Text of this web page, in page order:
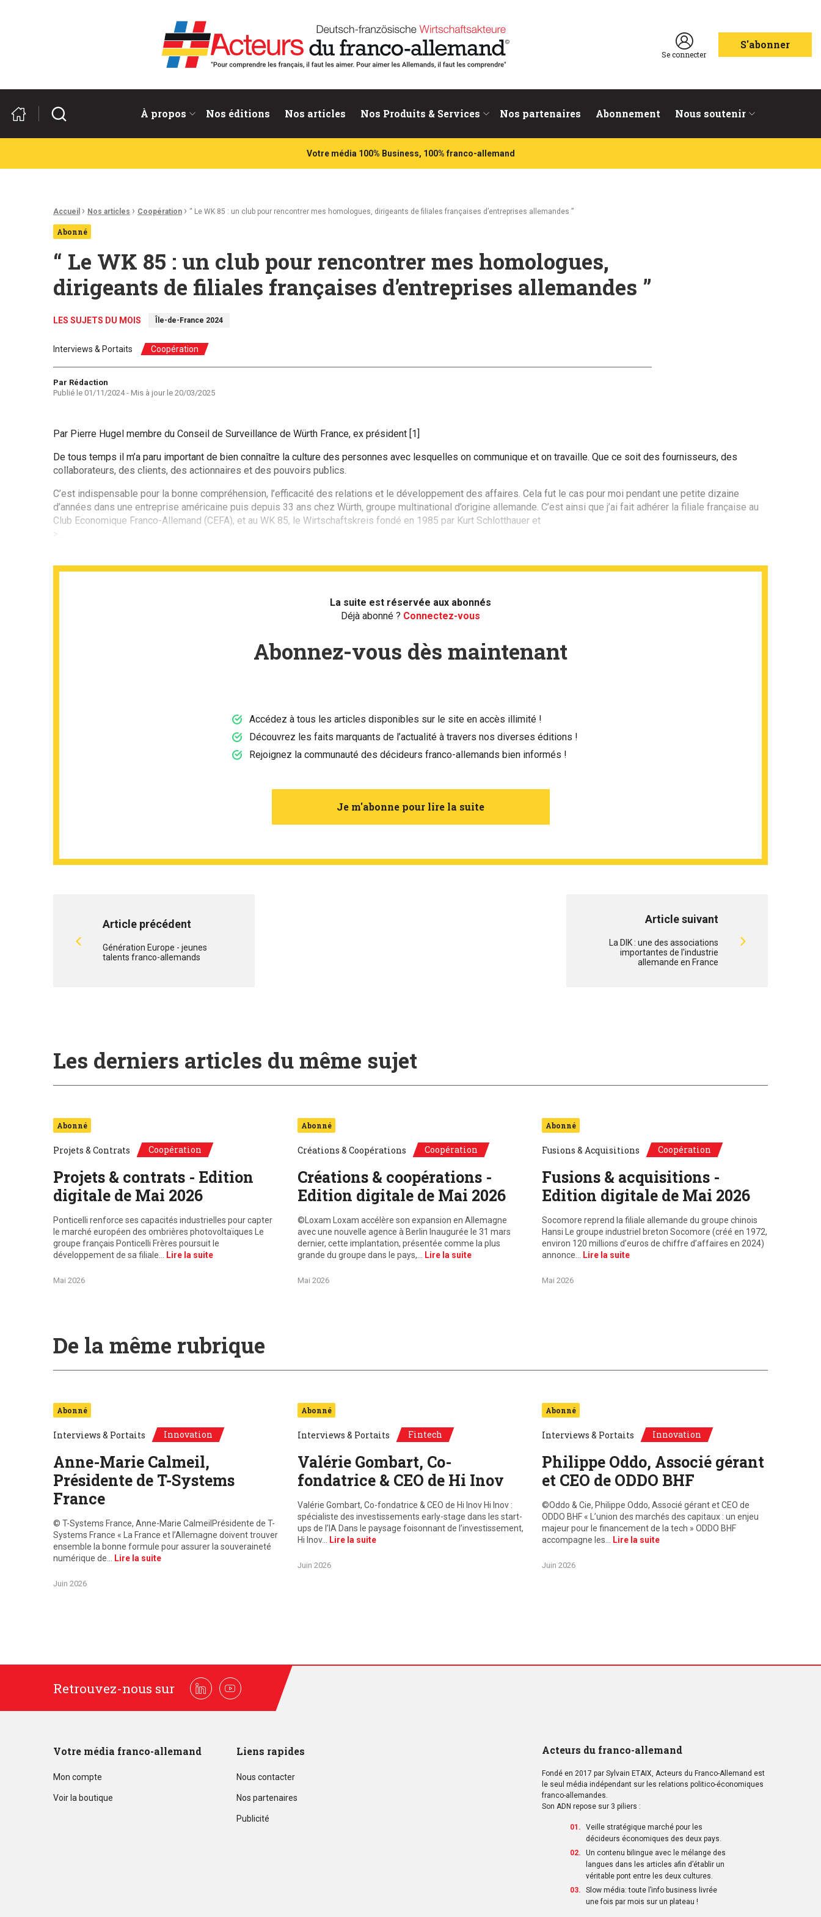
Acteurs du franco-allemand
Se connecter
S'abonner
À propos Nos éditions Nos articles Nos Produits & Services Nos partenaires Abonnement Nous soutenir
Rechercher
Votre média 100% Business, 100% franco-allemand
Fil d'Ariane :
Accueil › Nos articles › Coopération › “ Le WK 85 : un club pour rencontrer mes homologues, dirigeants de filiales françaises d’entreprises allemandes ”
Abonné
“ Le WK 85 : un club pour rencontrer mes homologues,
dirigeants de filiales françaises d’entreprises allemandes ”
LES SUJETS DU MOIS Île-de-France 2024
Interviews & Portaits Coopération
Auteur
Par Rédaction
Publié le 01/11/2024- Mis à jour le 20/03/2025
Par Pierre Hugel membre du Conseil de Surveillance de Würth France, ex président [1]
De tous temps il m’a paru important de bien connaître la culture des personnes avec lesquelles on communique et on travaille. Que ce soit des fournisseurs, des
collaborateurs, des clients, des actionnaires et des pouvoirs publics.
C’est indispensable pour la bonne compréhension, l’efficacité des relations et le développement des affaires. Cela fut le cas pour moi pendant une petite dizaine
d’années dans une entreprise américaine puis depuis 33 ans chez Würth, groupe multinational d’origine allemande. C’est ainsi que j’ai fait adhérer la filiale française au
Club Economique Franco-Allemand (CEFA), et au WK 85, le Wirtschaftskreis fondé en 1985 par Kurt Schlotthauer et
> ...
La suite est réservée aux abonnés
Déjà abonné ? Connectez-vous
Abonnez-vous dès maintenant
Accédez à tous les articles disponibles sur le site en accès illimité !
Découvrez les faits marquants de l’actualité à travers nos diverses éditions !
Rejoignez la communauté des décideurs franco-allemands bien informés !
Je m'abonne pour lire la suite
Article précédent
Génération Europe - jeunes
talents franco-allemands
Article suivant
La DIK : une des associations
importantes de l'industrie
allemande en France
Les derniers articles du même sujet
Abonné
Projets & Contrats Coopération
Projets & contrats - Edition
digitale de Mai 2026
Ponticelli renforce ses capacités industrielles pour capter
le marché européen des ombrières photovoltaïques Le
groupe français Ponticelli Frères poursuit le
développement de sa filiale…
Lire la suite
Mai 2026
Abonné
Créations & Coopérations Coopération
Créations & coopérations -
Edition digitale de Mai 2026
©Loxam Loxam accélère son expansion en Allemagne
avec une nouvelle agence à Berlin Inaugurée le 31 mars
dernier, cette implantation, présentée comme la plus
grande du groupe dans le pays,…
Lire la suite
Mai 2026
Abonné
Fusions & Acquisitions Coopération
Fusions & acquisitions -
Edition digitale de Mai 2026
Socomore reprend la filiale allemande du groupe chinois
Hansi Le groupe industriel breton Socomore (créé en 1972,
environ 120 millions d’euros de chiffre d’affaires en 2024)
annonce…
Lire la suite
Mai 2026
De la même rubrique
Abonné
Interviews & Portaits Innovation
Anne-Marie Calmeil,
Présidente de T-Systems
France
© T-Systems France, Anne-Marie CalmeilPrésidente de T-
Systems France « La France et l’Allemagne doivent trouver
ensemble la bonne formule pour assurer la souveraineté
numérique de…
Lire la suite
Juin 2026
Abonné
Interviews & Portaits Fintech
Valérie Gombart, Co-
fondatrice & CEO de Hi Inov
Valérie Gombart, Co-fondatrice & CEO de Hi Inov Hi Inov :
spécialiste des investissements early-stage dans les start-
ups de l’IA Dans le paysage foisonnant de l’investissement,
Hi Inov…
Lire la suite
Juin 2026
Abonné
Interviews & Portaits Innovation
Philippe Oddo, Associé gérant
et CEO de ODDO BHF
©Oddo & Cie, Philippe Oddo, Associé gérant et CEO de
ODDO BHF « L’union des marchés des capitaux : un enjeu
majeur pour le financement de la tech » ODDO BHF
accompagne les…
Lire la suite
Juin 2026
Retrouvez-nous sur LinkedinYoutube
Votre média franco-allemand
Mon compte
Voir la boutique
Liens rapides
Nous contacter
Nos partenaires
Publicité
Acteurs du franco-allemand
Fondé en 2017 par Sylvain ETAIX, Acteurs du Franco-Allemand est
le seul média indépendant sur les relations politico-économiques
franco-allemandes.
Son ADN repose sur 3 piliers :
Veille stratégique marché pour les
décideurs économiques des deux pays.
Un contenu bilingue avec le mélange des
langues dans les articles afin d’établir un
véritable pont entre les deux cultures.
Slow média: toute l’info business livrée
une fois par mois sur un plateau !